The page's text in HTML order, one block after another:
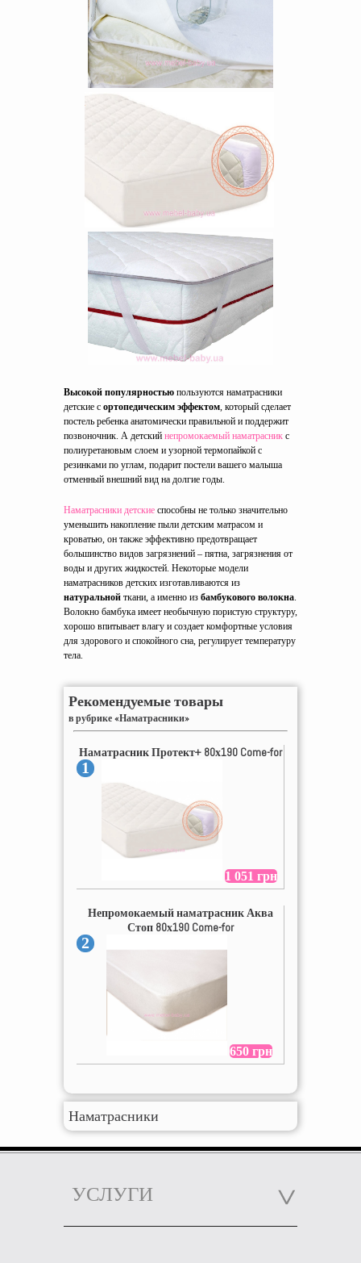
Высокой популярностью пользуются наматрасники
детские с ортопедическим эффектом, который сделает
постель ребенка анатомически правильной и поддержит
позвоночник. А детский непромокаемый наматрасник с
полиуретановым слоем и узорной термопайкой с
резинками по углам, подарит постели вашего малыша
отменный внешний вид на долгие годы.
Наматрасники детские способны не только значительно
уменьшить накопление пыли детским матрасом и
кроватью, он также эффективно предотвращает
большинство видов загрязнений – пятна, загрязнения от
воды и других жидкостей. Некоторые модели
наматрасников детских изготавливаются из
натуральной ткани, а именно из бамбукового волокна.
Волокно бамбука имеет необычную пористую структуру,
хорошо впитывает влагу и создает комфортные условия
для здорового и спокойного сна, регулирует температуру
тела.
Рекомендуемые товары
в рубрике «Наматрасники»
Наматрасник Протект+ 80х190 Come-for
1
1 051 грн
Непромокаемый наматрасник Аква
Стоп 80х190 Come-for
2
650 грн
Наматрасники
УСЛУГИ